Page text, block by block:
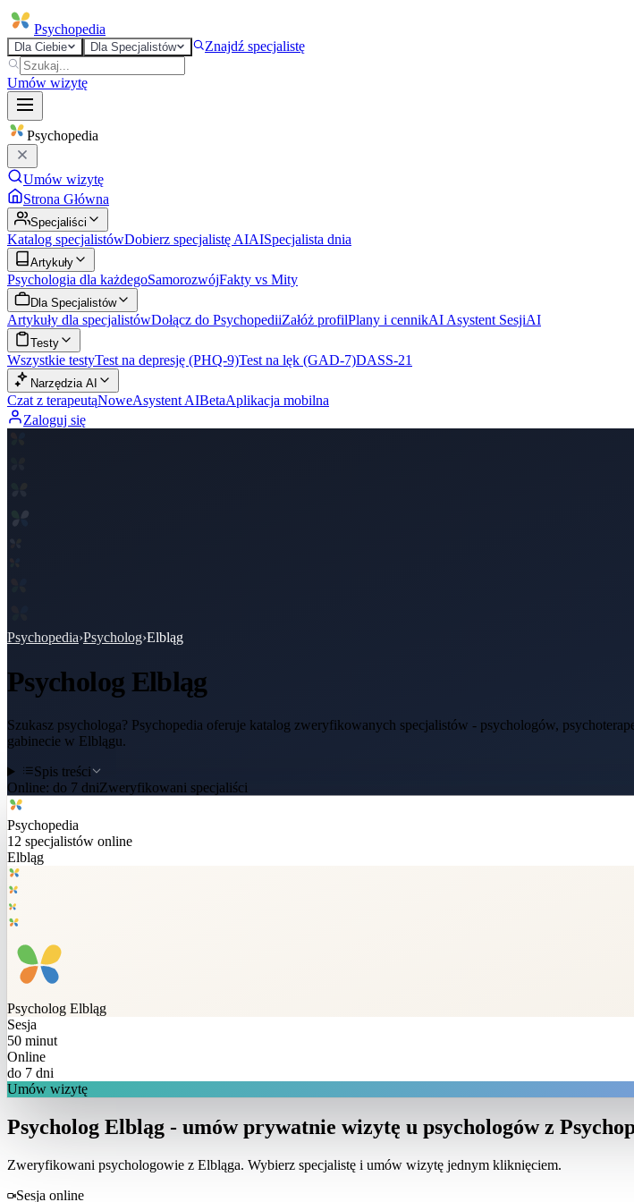
Psychopedia
Dla Ciebie Dla Specjalistów Znajdź specjalistę
Umów wizytę
Psychopedia
Umów wizytę
Strona Główna
Specjaliści
Katalog specjalistówDobierz specjalistę AIAISpecjalista dnia
Artykuły
Psychologia dla każdegoSamorozwójFakty vs Mity
Dla Specjalistów
Artykuły dla specjalistówDołącz do PsychopediiZałóż profilPlany i cennikAI Asystent SesjiAI
Testy
Wszystkie testyTest na depresję (PHQ-9)Test na lęk (GAD-7)DASS-21
Narzędzia AI
Czat z terapeutąNoweAsystent AIBetaAplikacja mobilna
Zaloguj się
Psychopedia›Psycholog›Elbląg
Psycholog Elbląg
Szukasz psychologa? Psychopedia oferuje katalog zweryfikowanych specjalistów - psychologów,
gabinecie w Elblągu.
Spis treści
Online: do 7 dniZweryfikowani specjaliści
Psychopedia
12 specjalistów online
Elbląg
Psycholog Elbląg
Sesja
50 minut
Online
do 7 dni
Umów wizytę
Psycholog Elbląg - umów prywatnie wizytę u psychologów z
Zweryfikowani psychologowie z Elbląga. Wybierz specjalistę i umów wizytę jednym kliknięciem.
Sesja online